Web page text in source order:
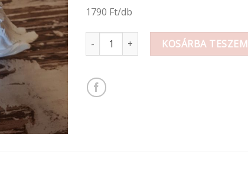
1790 Ft/db
Szárnyas gipsz angyalka mennyiség
KOSÁRBA TESZEM